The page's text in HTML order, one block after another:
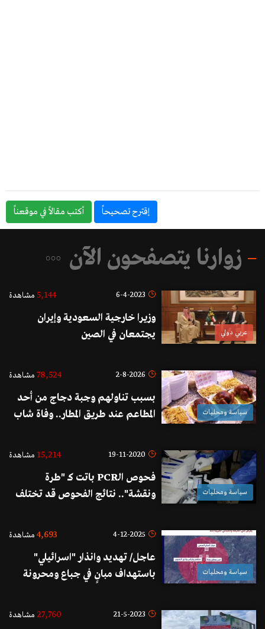
إقترح تصحيحاً أكتب مقالاً في موقعناً
زوارنا يتصفحون الآن
عربي دولي
6-4-2023
5,144 مشاهدة
وزيرا خارجية السعودية وإيران
يجتمعان في الصين
سياسة ومحليات
2-8-2026
78,524 مشاهدة
بسبب تناولهم وجبة دجاج من أحد
المطاعم عند طريق المطار.. وفاة شاب
سياسة ومحليات
19-11-2020
15,214 مشاهدة
فحوص الـPCR باتت كـ "طرة
ونقشة".. نتائج الفحوص قد تختلف
الوطن)
سياسة ومحليات
4-12-2025
4,693 مشاهدة
عاجل/ تهديد وانذار "اسرائيلي"
باستهداف مبانٍ في جباع ومحرونة
21-5-2023
27,760 مشاهدة